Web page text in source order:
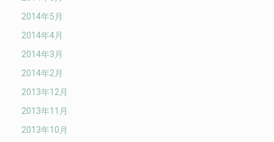
2014年5月
2014年4月
2014年3月
2014年2月
2013年12月
2013年11月
2013年10月